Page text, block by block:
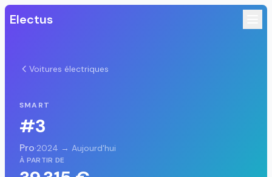
Electus
Voitures électriques
SMART
#3
Pro·2024 → Aujourd'hui
À PARTIR DE